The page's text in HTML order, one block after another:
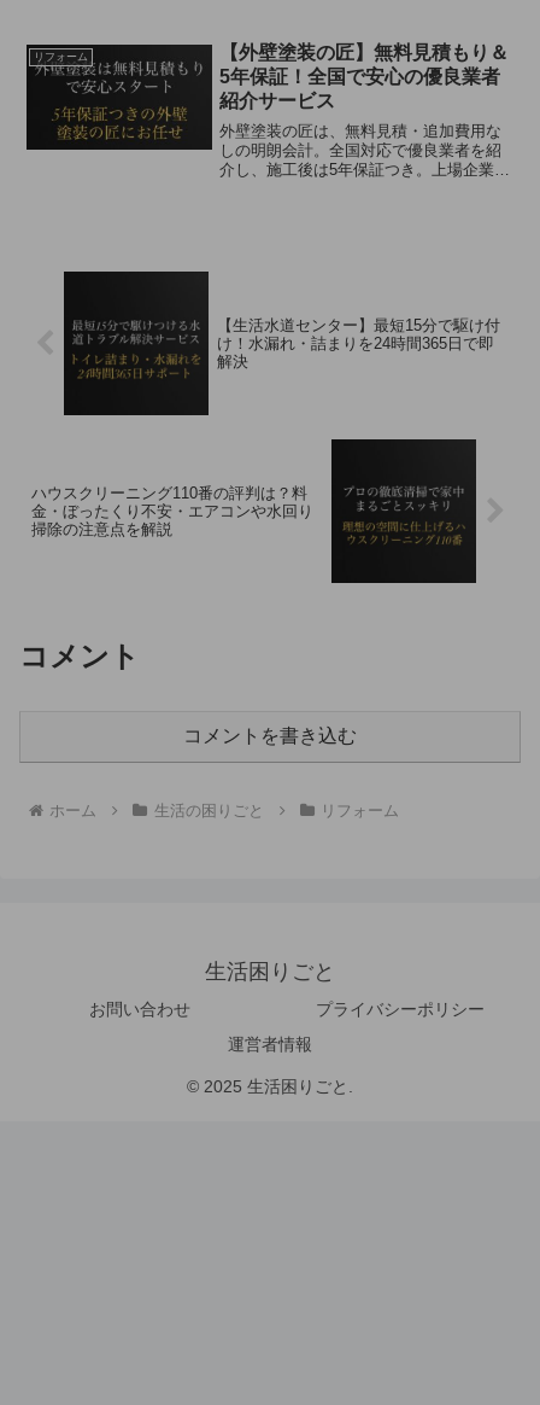
リフォーム
【外壁塗装の匠】無料見積もり＆
5年保証！全国で安心の優良業者
紹介サービス
外壁塗装の匠は、無料見積・追加費用な
しの明朗会計。全国対応で優良業者を紹
介し、施工後は5年保証つき。上場企業運
【生活水道センター】最短15分で駆け付
け！水漏れ・詰まりを24時間365日で即
解決
ハウスクリーニング110番の評判は？料
金・ぼったくり不安・エアコンや水回り
掃除の注意点を解説
コメント
コメントを書き込む
ホーム 生活の困りごと リフォーム
生活困りごと
お問い合わせ
プライバシーポリシー
運営者情報
© 2025 生活困りごと.